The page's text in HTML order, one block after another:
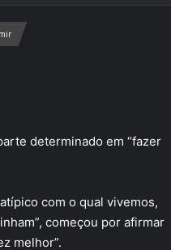
determinado em “fazer
com o qual vivemos,
começou por afirmar
melhor”.